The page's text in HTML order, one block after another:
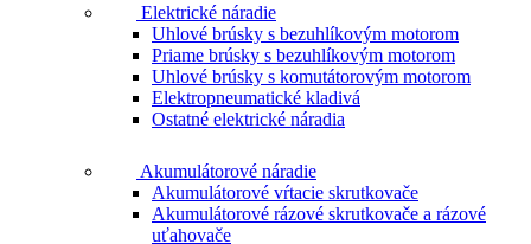
Elektrické náradie
Uhlové brúsky s bezuhlíkovým motorom
Priame brúsky s bezuhlíkovým motorom
Uhlové brúsky s komutátorovým motorom
Elektropneumatické kladivá
Ostatné elektrické náradia
Akumulátorové náradie
Akumulátorové vŕtacie skrutkovače
Akumulátorové rázové skrutkovače a rázové
uťahovače